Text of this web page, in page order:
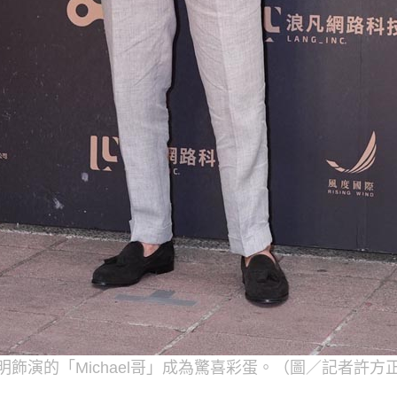
飾演的「Michael哥」成為驚喜彩蛋。（圖／記者許方